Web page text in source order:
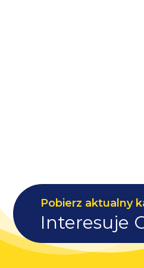
Pobierz aktualny
Interesuje